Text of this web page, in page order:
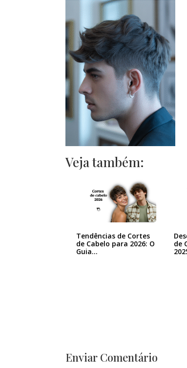
Veja também:
Tendências de Cortes
de Cabelo para 2026: O
Guia…
de
Enviar Comentário